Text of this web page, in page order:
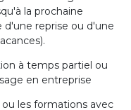
la prochaine
d'une reprise ou d'une
à temps partiel ou
en entreprise
les formations avec